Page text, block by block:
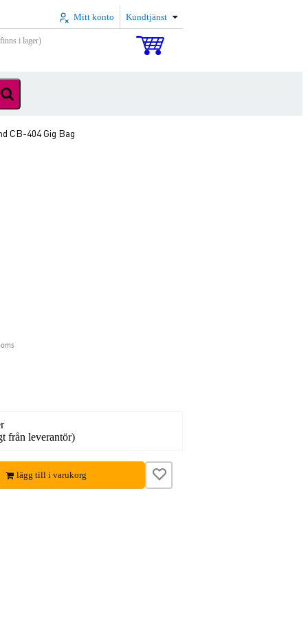
Mitt konto Kundtjänst
i lager)
CB-404 Gig Bag
från leverantör)
lägg till i varukorg